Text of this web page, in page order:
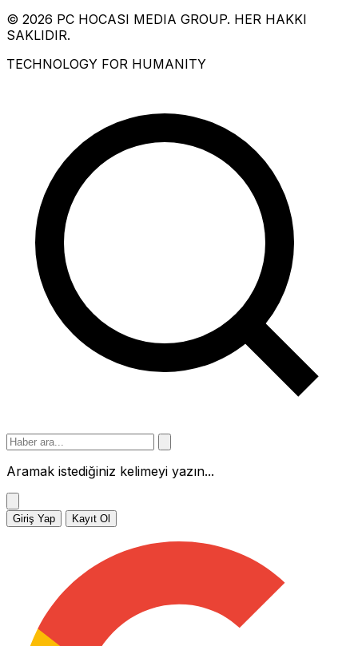
© 2026 PC HOCASI MEDIA GROUP. HER HAKKI
SAKLIDIR.
TECHNOLOGY FOR HUMANITY
Aramak istediğiniz kelimeyi yazın...
Giriş Yap Kayıt Ol